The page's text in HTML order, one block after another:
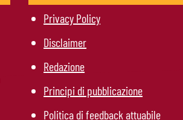
Privacy Policy
Disclaimer
Redazione
Principi di pubblicazione
Politica di feedback attuabile